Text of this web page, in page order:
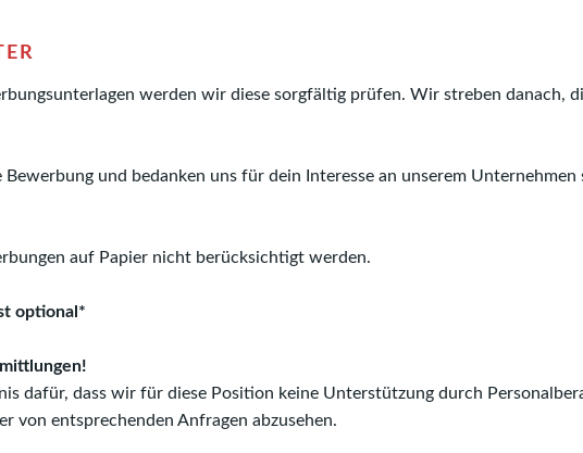
werden wir diese sorgfältig prüfen. Wir streben danach,
und bedanken uns für dein Interesse an unserem
auf Papier nicht berücksichtigt werden.
optional*
dafür, dass wir für diese Position keine Unterstützung durch
von entsprechenden Anfragen abzusehen.